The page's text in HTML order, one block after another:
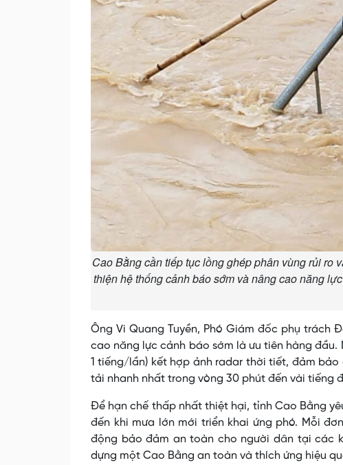
Cao Bằng cần tiếp tục lồng ghép phân vùng rủi ro
thiện hệ thống cảnh báo sớm và nâng cao năng
Ông Vi Quang Tuyền, Phó Giám đốc phụ trách
cao năng lực cảnh báo sớm là ưu tiên hàng
1 tiếng/lần) kết hợp ảnh radar thời tiết, đảm
tải nhanh nhất trong vòng 30 phút đến vài tiếng
Để hạn chế thấp nhất thiệt hại, tỉnh Cao Bằng
đến khi mưa lớn mới triển khai ứng phó. Mỗi
động bảo đảm an toàn cho người dân tại các
dựng một Cao Bằng an toàn và thích ứng hiệu